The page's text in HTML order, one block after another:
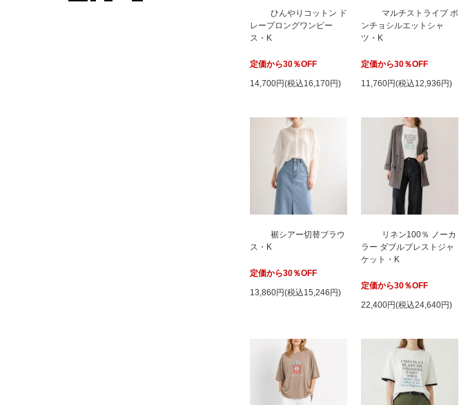
ひんやりコットン ド
レープロングワンピー
ス・K
定価から30％OFF
14,700円(税込16,170円)
マルチストライプ ポ
ンチョシルエットシャ
ツ・K
定価から30％OFF
11,760円(税込12,936円)
裾シアー切替ブラウ
ス・K
定価から30％OFF
13,860円(税込15,246円)
リネン100％ ノーカ
ラー ダブルブレストジャ
ケット・K
定価から30％OFF
22,400円(税込24,640円)